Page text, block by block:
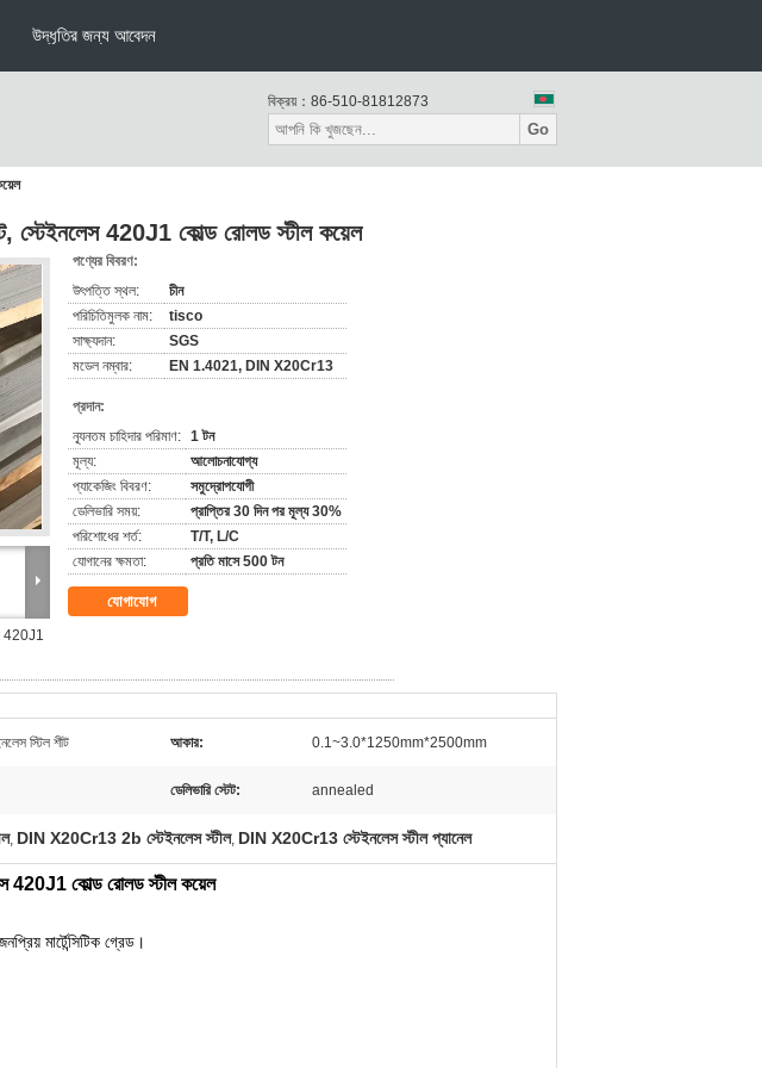
উদ্ধৃতির জন্য আবেদন
বিক্রয়： 86-510-81812873
Go
420J1 কোল্ড রোলড স্টীল কয়েল
420J1
পণ্যের বিবরণ:
উৎপত্তি স্থল:
চীন
পরিচিতিমুলক নাম:
tisco
সাক্ষ্যদান:
SGS
মডেল নম্বার:
EN 1.4021, DIN X20Cr13
প্রদান:
ন্যূনতম চাহিদার পরিমাণ: 1 টন
মূল্য:
আলোচনাযোগ্য
প্যাকেজিং বিবরণ:
সমুদ্রোপযোগী
ডেলিভারি সময়:
প্রাপ্তির 30 দিন পর মূল্য 30%
পরিশোধের শর্ত:
T/T, L/C
যোগানের ক্ষমতা:
প্রতি মাসে 500 টন
যোগাযোগ
স্টিল শীট আকার: 0.1~3.0*1250mm*2500mm
ডেলিভারি স্টেট: annealed
, DIN X20Cr13 2b স্টেইনলেস স্টীল, DIN X20Cr13 স্টেইনলেস স্টীল প্যানেল
420J1 কোল্ড রোলড স্টীল কয়েল
মার্টেন্সিটিক গ্রেড।